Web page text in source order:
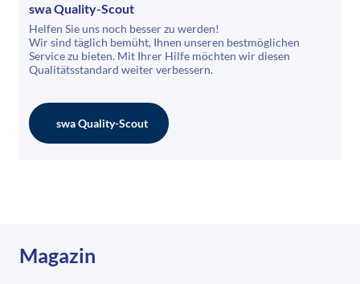
swa Quality-Scout
Helfen Sie uns noch besser zu werden!
Wir sind täglich bemüht, Ihnen unseren bestmöglichen
Service zu bieten. Mit Ihrer Hilfe möchten wir diesen
Qualitätsstandard weiter verbessern.
swa Quality-Scout
Magazin